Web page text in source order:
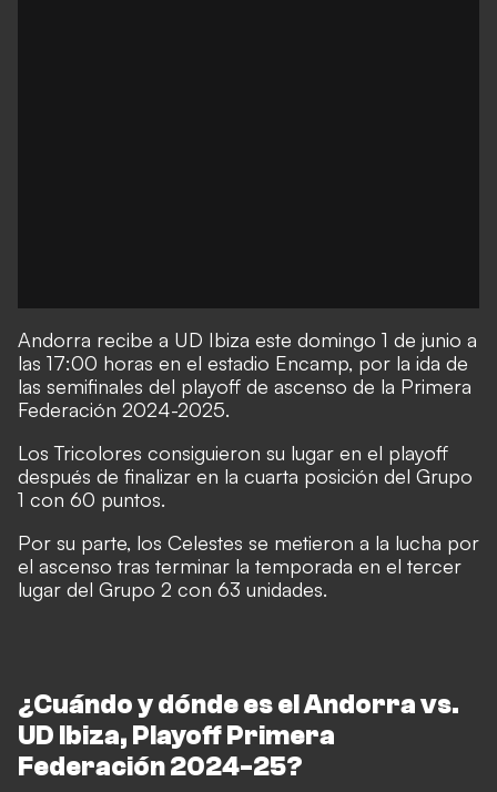
Andorra recibe a UD Ibiza este domingo 1 de junio a
las 17:00 horas en el estadio Encamp, por la ida de
las semifinales del playoff de ascenso de la Primera
Federación 2024-2025.
Los Tricolores consiguieron su lugar en el playoff
después de finalizar en la cuarta posición del Grupo
1 con 60 puntos.
Por su parte, los Celestes se metieron a la lucha por
el ascenso tras terminar la temporada en el tercer
lugar del Grupo 2 con 63 unidades.
¿Cuándo y dónde es el Andorra vs.
UD Ibiza, Playoff Primera
Federación 2024-25?